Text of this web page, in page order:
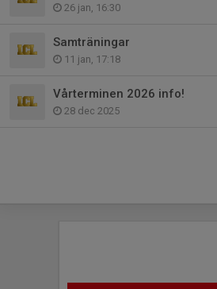
26 jan, 16:30
Samträningar
11 jan, 17:18
Vårterminen 2026 info!
28 dec 2025